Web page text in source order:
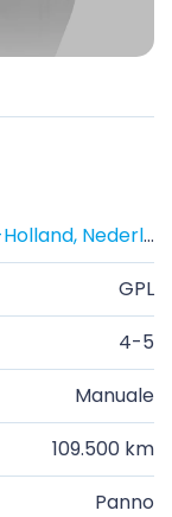
Amsterdam, Noord-Holland, Nederland
GPL
4-5
Manuale
109.500 km
Panno